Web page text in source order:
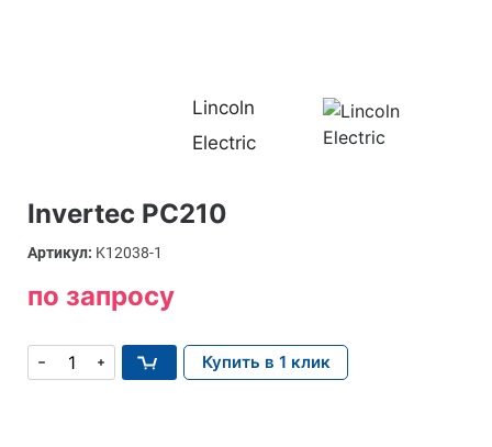
Lincoln
Electric
Invertec PC210
Артикул: K12038-1
по запросу
Купить в 1 клик